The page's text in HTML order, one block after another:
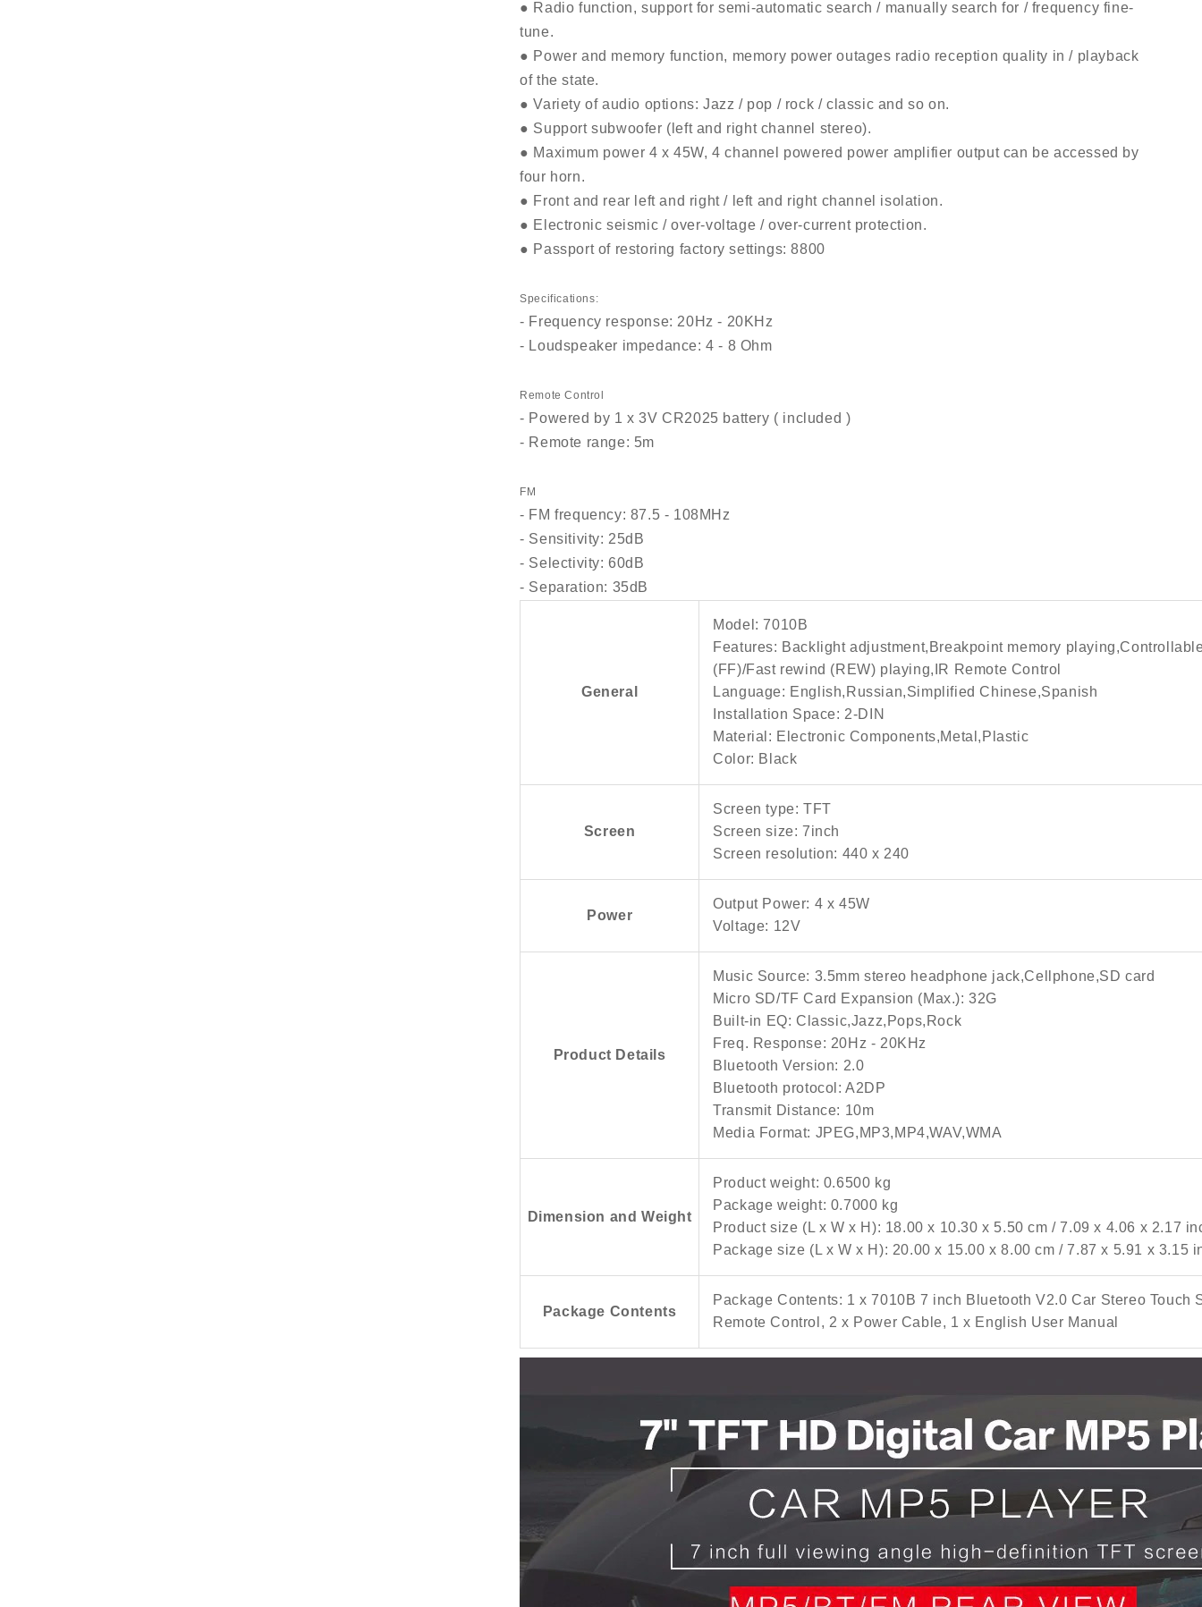
● Radio function, support for semi-automatic search / manually search for / frequency fine-
tune.
● Power and memory function, memory power outages radio reception quality in / playback
of the state.
● Variety of audio options: Jazz / pop / rock / classic and so on.
● Support subwoofer (left and right channel stereo).
● Maximum power 4 x 45W, 4 channel powered power amplifier output can be accessed by
four horn.
● Front and rear left and right / left and right channel isolation.
● Electronic seismic / over-voltage / over-current protection.
● Passport of restoring factory settings: 8800
Specifications:
- Frequency response: 20Hz - 20KHz
- Loudspeaker impedance: 4 - 8 Ohm
Remote Control
- Powered by 1 x 3V CR2025 battery ( included )
- Remote range: 5m
FM
- FM frequency: 87.5 - 108MHz
- Sensitivity: 25dB
- Selectivity: 60dB
- Separation: 35dB
General
Model: 7010B
Features: Backlight adjustment,Breakpoint memory
(FF)/Fast rewind (REW) playing,IR Remote Control
Language: English,Russian,Simplified Chinese,Spanish
Installation Space: 2-DIN
Material: Electronic Components,Metal,Plastic
Color: Black
Screen
Screen type: TFT
Screen size: 7inch
Screen resolution: 440 x 240
Power
Output Power: 4 x 45W
Voltage: 12V
Product Details
Music Source: 3.5mm stereo headphone jack,Cellphone,SD card
Micro SD/TF Card Expansion (Max.): 32G
Built-in EQ: Classic,Jazz,Pops,Rock
Freq. Response: 20Hz - 20KHz
Bluetooth Version: 2.0
Bluetooth protocol: A2DP
Transmit Distance: 10m
Media Format: JPEG,MP3,MP4,WAV,WMA
Dimension and Weight
Product weight: 0.6500 kg
Package weight: 0.7000 kg
Product size (L x W x H): 18.00 x 10.30 x 5.50 cm / 7.09 x 4.06 x 2.17
Package size (L x W x H): 20.00 x 15.00 x 8.00 cm / 7.87 x 5.91 x 3.15
Package Contents
Package Contents: 1 x 7010B 7 inch Bluetooth V2.0 Car Stereo Touch
Remote Control, 2 x Power Cable, 1 x English User Manual